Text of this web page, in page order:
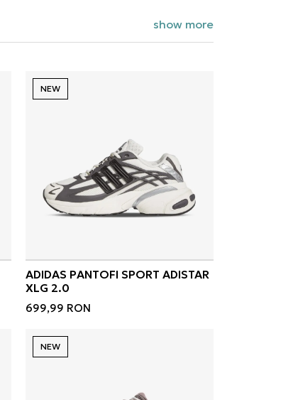
show more
NEW
ADIDAS PANTOFI SPORT ADISTAR
XLG 2.0
699,99 RON
NEW